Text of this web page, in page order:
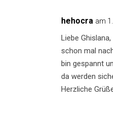
hehocra am
Liebe
schon mal
bin gespannt
da werden
Herzliche